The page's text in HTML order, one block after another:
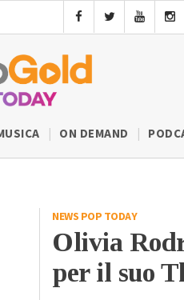
ON DEMAND
NEWS POP TODAY
Olivia
per il suo